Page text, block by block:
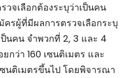
วจเลือกต้องระบุว่าเป็นคน
ครผู้ที่มีผลการตรวจเลือกระบุ
ป็นคน จำพวกที่ 2, 3 และ 4
กว่า 160 เซนติเมตร และ
นติเมตรขึ้นไป โดยพิจารณา